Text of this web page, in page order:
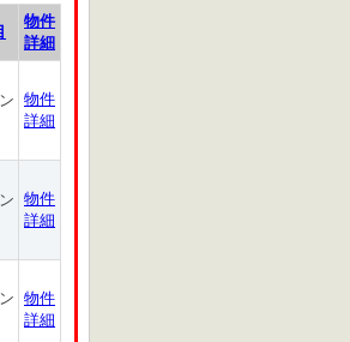
物件
詳細
物件
詳細
物件
詳細
物件
詳細